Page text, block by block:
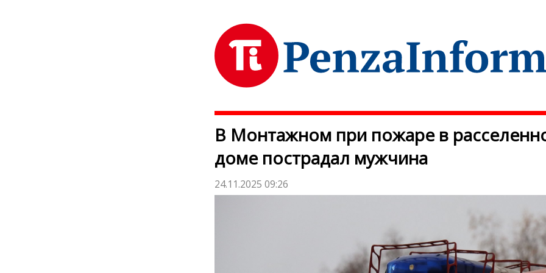
В Монтажном при пожаре в
доме пострадал мужчина
24.11.2025 09:26